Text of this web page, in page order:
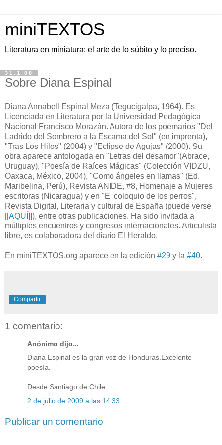
miniTEXTOS
Literatura en miniatura: el arte de lo súbito y lo preciso.
31.1.08
Sobre Diana Espinal
Diana Annabell Espinal Meza (Tegucigalpa, 1964). Es
Licenciada en Literatura por la Universidad Pedagógica
Nacional Francisco Morazán. Autora de los poemarios "Del
Ladrido del Sombrero a la Escama del Sol" (en imprenta),
"Tras Los Hilos" (2004) y "Eclipse de Agujas" (2000). Su
obra aparece antologada en "Letras del desamor"(Abrace,
Uruguay), "Poesía de Raíces Mágicas" (Colección VIDZU,
Oaxaca, México, 2004), "Como ángeles en llamas" (Ed.
Maribelina, Perú), Revista ANIDE, #8, Homenaje a Mujeres
escritoras (Nicaragua) y en "El coloquio de los perros",
Revista Digital, Literaria y cultural de España (puede verse
[[AQUÍ]]), entre otras publicaciones. Ha sido invitada a
múltiples encuentros y congresos internacionales. Articulista
libre, es colaboradora del diario El Heraldo.
En miniTEXTOS.org aparece en la edición #29 y la #40.
Compartir
1 comentario:
Anónimo dijo...
Diana Espinal es la gran voz de Honduras.Excelente
poesía.
Desde Santiago de Chile.
2 de julio de 2009 a las 14:33
Publicar un comentario